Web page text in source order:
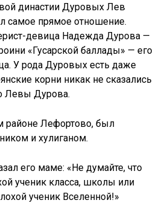
династии Дуровых Лев
самое прямое отношение.
девица Надежда Дурова —
«Гусарской баллады» — его
У рода Дуровых есть даже
корни никак не сказались
Левы Дурова.
районе Лефортово, был
и хулиганом.
его маме: «Не думайте, что
ученик класса, школы или
ученик Вселенной!»